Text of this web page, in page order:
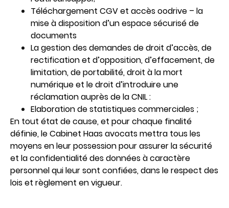
Téléchargement CGV et accès oodrive – la
mise à disposition d’un espace sécurisé de
documents
La gestion des demandes de droit d’accès, de
rectification et d’opposition, d’effacement, de
limitation, de portabilité, droit à la mort
numérique et le droit d’introduire une
réclamation auprès de la CNIL :
Elaboration de statistiques commerciales ;
En tout état de cause, et pour chaque finalité
définie, le Cabinet Haas avocats mettra tous les
moyens en leur possession pour assurer la sécurité
et la confidentialité des données à caractère
personnel qui leur sont confiées, dans le respect des
lois et règlement en vigueur.